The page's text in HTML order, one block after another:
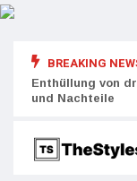
BREAKING
Enthüllung von
und Nachteile